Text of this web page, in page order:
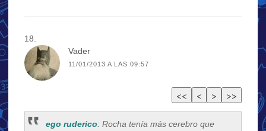
Vader
11/01/2013 A LAS 09:57
ego ruderico: Rocha tenía más cerebro que